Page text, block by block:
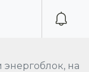
на